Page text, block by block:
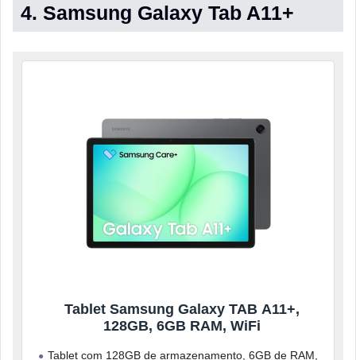
4. Samsung Galaxy Tab A11+
Tablet Samsung Galaxy TAB A11+,
128GB, 6GB RAM, WiFi
Tablet com 128GB de armazenamento, 6GB de RAM,